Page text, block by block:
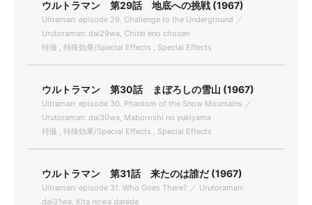
ウルトラマン 第29話 地底への挑戦 (1967)
Ultraman: episode 29. Challenge to the Underground ／
Urutoraman: dai29wa, Chitei eno chosen
特撮 , 特殊効果/Special Effects , Special Effects
ウルトラマン 第30話 まぼろしの雪山 (1967)
Ultraman: episode 30. Phantom of the Snow Mountains ／
Urutoraman: dai30wa, Maboroshi no yukiyama
特撮 , 特殊効果/Special Effects , Special Effects
ウルトラマン 第31話 来たのは誰だ (1967)
Ultraman: episode 31. Who Goes There? ／ Urutoraman:
dai31wa, Kita nowa dareda